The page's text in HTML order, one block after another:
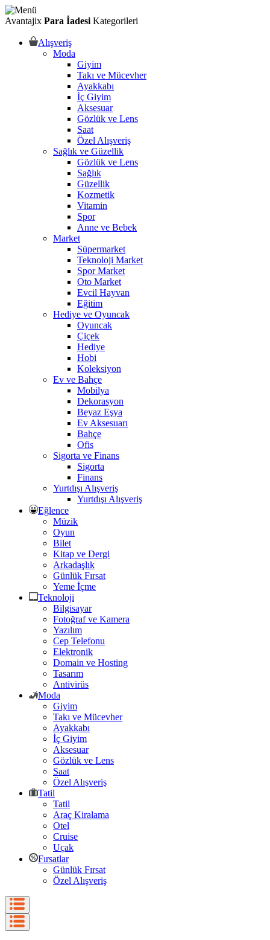
Avantajix Para İadesi Kategorileri
Alışveriş
Moda
Giyim
Takı ve Mücevher
Ayakkabı
İç Giyim
Aksesuar
Gözlük ve Lens
Saat
Özel Alışveriş
Sağlık ve Güzellik
Gözlük ve Lens
Sağlık
Güzellik
Kozmetik
Vitamin
Spor
Anne ve Bebek
Market
Süpermarket
Teknoloji Market
Spor Market
Oto Market
Evcil Hayvan
Eğitim
Hediye ve Oyuncak
Oyuncak
Çiçek
Hediye
Hobi
Koleksiyon
Ev ve Bahçe
Mobilya
Dekorasyon
Beyaz Eşya
Ev Aksesuarı
Bahçe
Ofis
Sigorta ve Finans
Sigorta
Finans
Yurtdışı Alışveriş
Yurtdışı Alışveriş
Eğlence
Müzik
Oyun
Bilet
Kitap ve Dergi
Arkadaşlık
Günlük Fırsat
Yeme İçme
Teknoloji
Bilgisayar
Fotoğraf ve Kamera
Yazılım
Cep Telefonu
Elektronik
Domain ve Hosting
Tasarım
Antivirüs
Moda
Giyim
Takı ve Mücevher
Ayakkabı
İç Giyim
Aksesuar
Gözlük ve Lens
Saat
Özel Alışveriş
Tatil
Tatil
Araç Kiralama
Otel
Cruise
Uçak
Fırsatlar
Günlük Fırsat
Özel Alışveriş